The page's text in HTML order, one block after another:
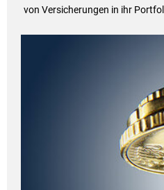
von Versicherungen in ihr